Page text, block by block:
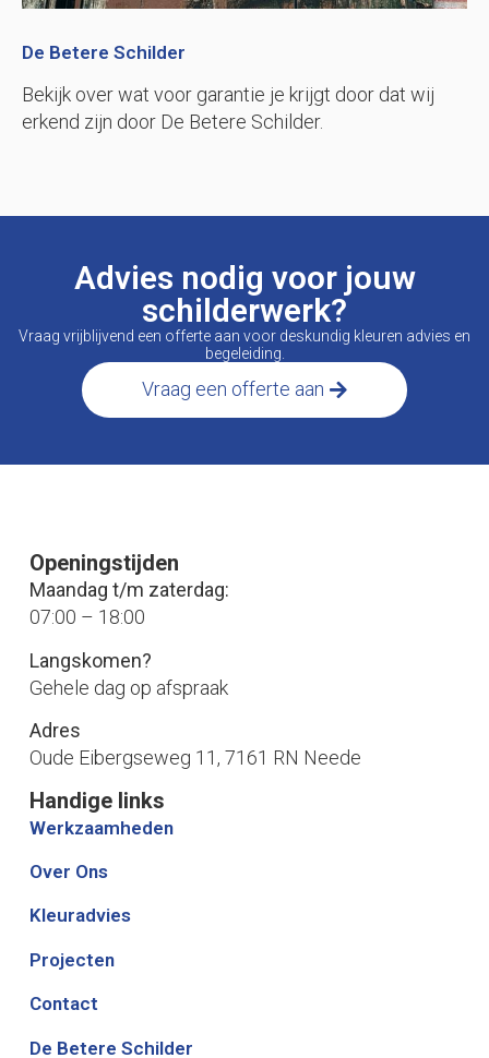
De Betere Schilder
Bekijk over wat voor garantie je krijgt door dat wij
erkend zijn door De Betere Schilder.
Advies nodig voor jouw
schilderwerk?
Vraag vrijblijvend een offerte aan voor deskundig kleuren advies en
begeleiding.
Vraag een offerte aan
Openingstijden
Maandag t/m zaterdag:
07:00 – 18:00
Langskomen?
Gehele dag op afspraak
Adres
Oude Eibergseweg 11, 7161 RN Neede
Handige links
Werkzaamheden
Over Ons
Kleuradvies
Projecten
Contact
De Betere Schilder